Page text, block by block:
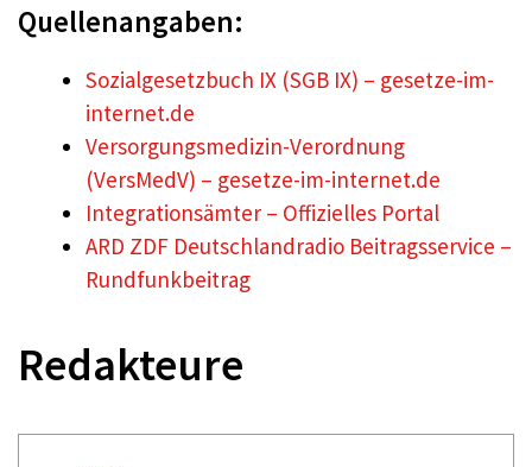
Quellenangaben:
Sozialgesetzbuch IX (SGB IX) – gesetze-im-
internet.de
Versorgungsmedizin-Verordnung
(VersMedV) – gesetze-im-internet.de
Integrationsämter – Offizielles Portal
ARD ZDF Deutschlandradio Beitragsservice –
Rundfunkbeitrag
Redakteure